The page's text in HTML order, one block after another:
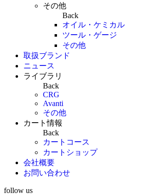
その他
Back
オイル・ケミカル
ツール・ゲージ
その他
取扱ブランド
ニュース
ライブラリ
Back
CRG
Avanti
その他
カート情報
Back
カートコース
カートショップ
会社概要
お問い合わせ
follow us